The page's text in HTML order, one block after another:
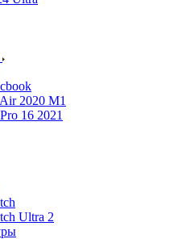
2020 M1
16 2021
Ultra 2